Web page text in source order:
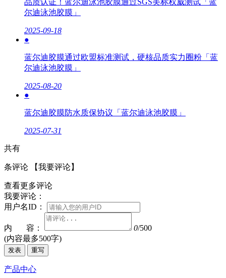
尔迪泳池胶膜」
2025-09-18
●
蓝尔迪胶膜通过欧盟标准测试，硬核品质实力圈粉「蓝
尔迪泳池胶膜」
2025-08-20
●
蓝尔迪胶膜防水质保协议「蓝尔迪泳池胶膜」
2025-07-31
共有
条评论 【我要评论】
查看更多评论
我要评论：
用户名ID：
内 容： 0/500
(内容最多500字)
发表 重写
产品中心